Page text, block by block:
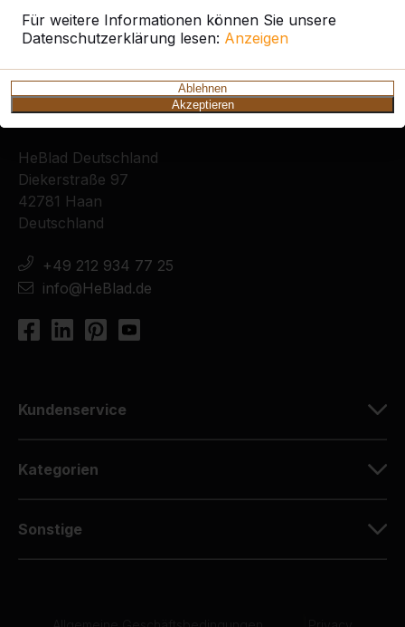
Für weitere Informationen können Sie unsere
Datenschutzerklärung lesen: Anzeigen
Ablehnen
Akzeptieren
Mannheim
HeBlad Deutschland
Diekerstraße 97
42781 Haan
Deutschland
+49 212 934 77 25
info@HeBlad.de
Kundenservice
Kategorien
Sonstige